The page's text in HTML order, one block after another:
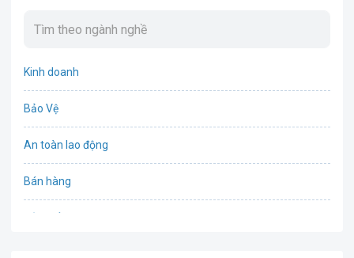
Kinh doanh
Bảo Vệ
An toàn lao động
Bán hàng